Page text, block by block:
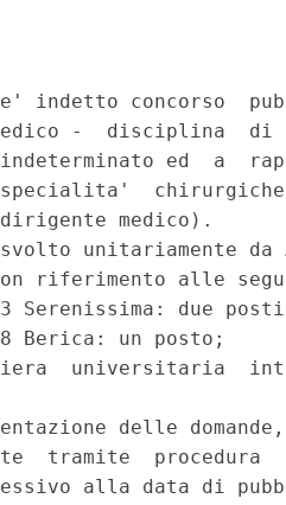
indetto concorso
-  disciplina
ed  a
medico).
unitariamente da
riferimento alle
Serenissima: due
Berica: un posto;
universitaria
delle
tramite
alla data di